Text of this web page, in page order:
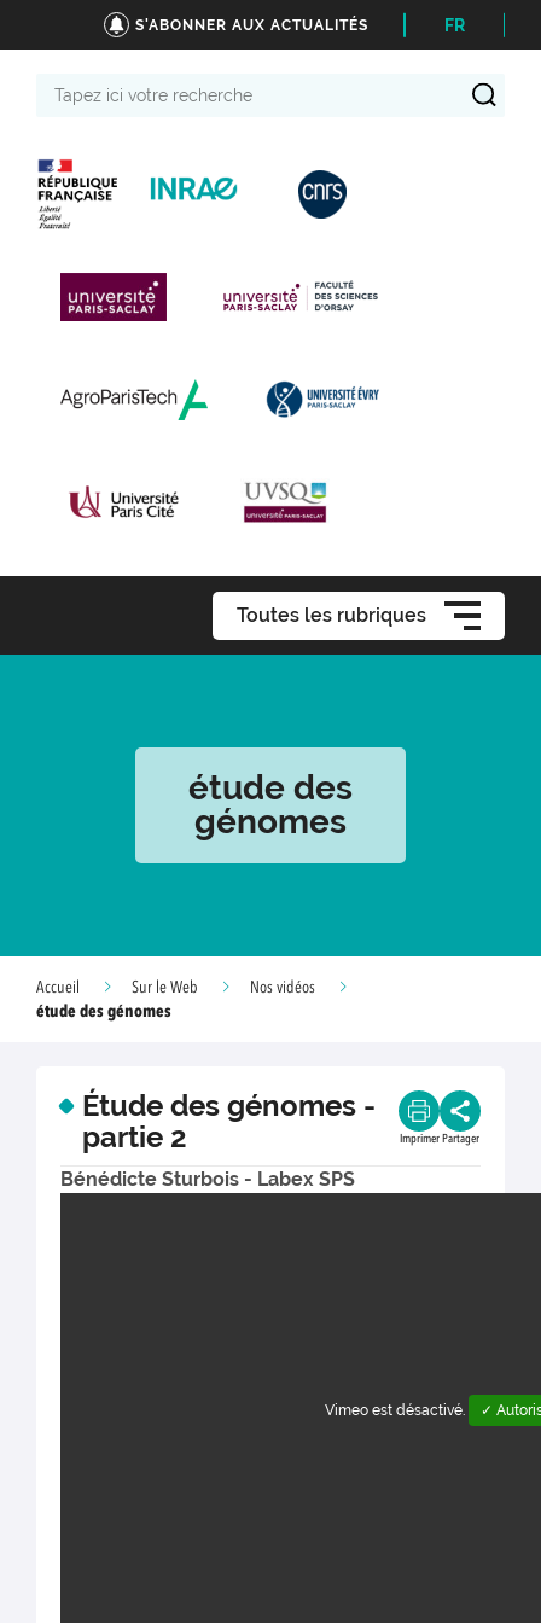
S'ABONNER AUX ACTUALITÉS FR
Toutes les rubriques
étude des
génomes
Accueil Sur le Web
Nos vidéos
étude des génomes
Étude des génomes -
partie 2
Imprimer Partager
Bénédicte Sturbois - Labex SPS
Vimeo est désactivé. ✓